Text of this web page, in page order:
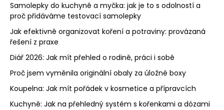
Samolepky do kuchyně a myčka: jak je to s odolností a
proč přidáváme testovací samolepky
Jak efektivně organizovat koření a potraviny: provázaná
řešení z praxe
Diář 2026: Jak mít přehled o rodině, práci i sobě
Proč jsem vyměnila originální obaly za úložné boxy
Koupelna: Jak mít pořádek v kosmetice a přípravcích
Kuchyně: Jak na přehledný systém s kořenkami a dózami